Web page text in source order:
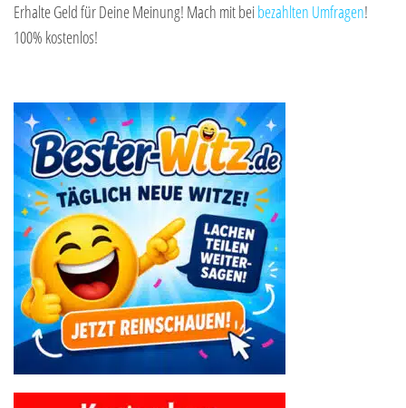
Erhalte Geld für Deine Meinung! Mach mit beibezahlten Umfragen!
100% kostenlos!